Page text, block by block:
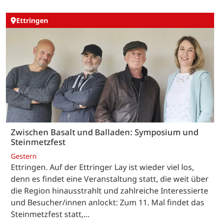
Ettringen
Zwischen Basalt und Balladen: Symposium und
Steinmetzfest
Gestern
Ettringen. Auf der Ettringer Lay ist wieder viel los,
denn es findet eine Veranstaltung statt, die weit über
die Region hinausstrahlt und zahlreiche Interessierte
und Besucher/innen anlockt: Zum 11. Mal findet das
Steinmetzfest statt,…